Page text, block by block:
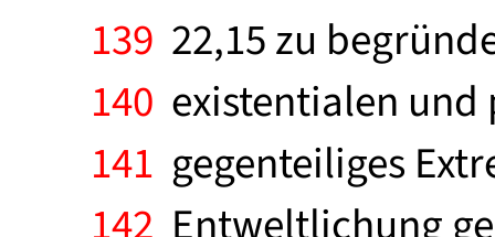
139 22,15 zu
140 existentialen
141 gegenteiliges